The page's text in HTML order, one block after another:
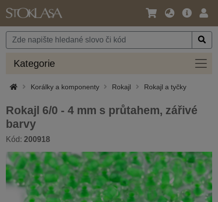
Jazyk
Měna
Hlavní
Kategorie
Korálky a komponenty Rokajl Rokajl a tyčky
Rokajl 6/0 - 4 mm s průtahem, zářivé
barvy
Kód: 200918